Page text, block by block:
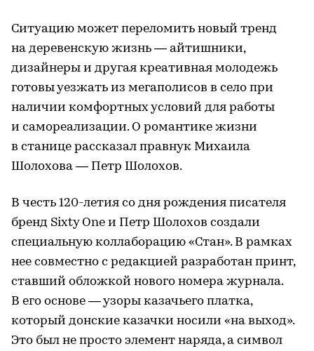
Ситуацию может переломить новый тренд
на деревенскую жизнь — айтишники,
дизайнеры и другая креативная молодежь
готовы уезжать из мегаполисов в село при
наличии комфортных условий для работы
и самореализации. О романтике жизни
в станице рассказал правнук Михаила
Шолохова — Петр Шолохов.
В честь 120-летия со дня рождения писателя
бренд Sixty One и Петр Шолохов создали
специальную коллаборацию «Стан». В рамках
нее совместно с редакцией разработан принт,
ставший обложкой нового номера журнала.
В его основе — узоры казачьего платка,
который донские казачки носили «на выход».
Это был не просто элемент наряда, а символ